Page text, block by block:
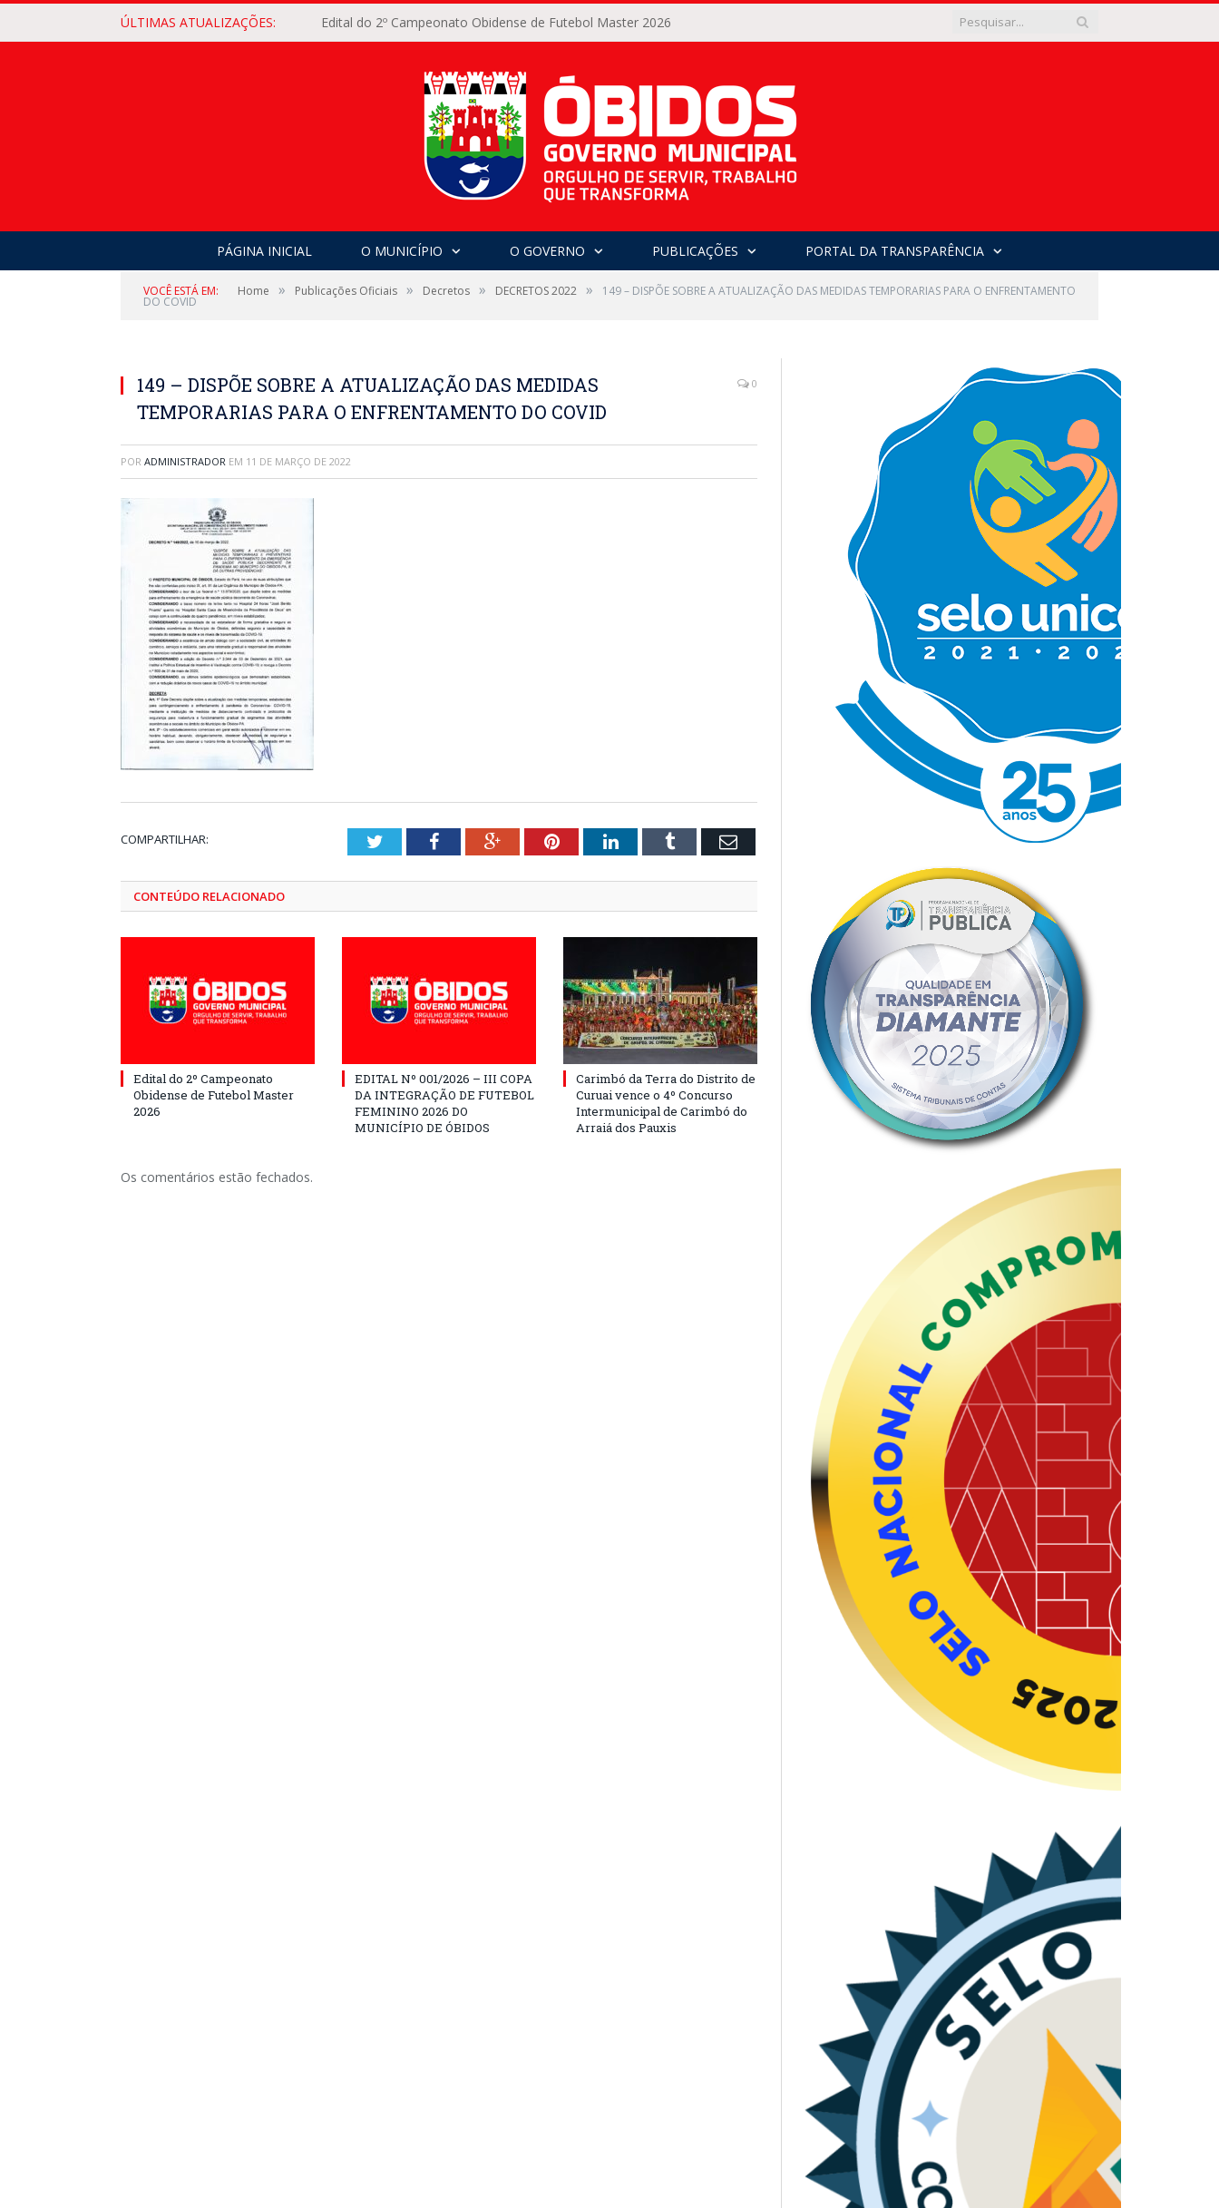
ÚLTIMAS ATUALIZAÇÕES: Edital do 2º Campeonato Obidense de Futebol Master 2026
PÁGINA INICIAL O MUNICÍPIO O GOVERNO PUBLICAÇÕES PORTAL DA TRANSPARÊNCIA
VOCÊ ESTÁ EM: Home » Publicações Oficiais » Decretos » DECRETOS 2022 » 149 – DISPÕE SOBRE A ATUALIZAÇÃO DAS MEDIDAS TEMPORARIAS PARA O ENFRENTAMENTO
DO COVID
149 – DISPÕE SOBRE A ATUALIZAÇÃO DAS MEDIDAS
TEMPORARIAS PARA O ENFRENTAMENTO DO COVID
0
POR ADMINISTRADOR EM 11 DE MARÇO DE 2022
COMPARTILHAR: TwitterFacebookGoogle+PinterestLinkedInTumblr Email
CONTEÚDO RELACIONADO
Edital do 2º Campeonato
Obidense de Futebol Master
2026
EDITAL Nº 001/2026 – III COPA
DA INTEGRAÇÃO DE FUTEBOL
FEMININO 2026 DO
MUNICÍPIO DE ÓBIDOS
Carimbó da Terra do Distrito de
Curuai vence o 4º Concurso
Intermunicipal de Carimbó do
Arraiá dos Pauxis
Os comentários estão fechados.